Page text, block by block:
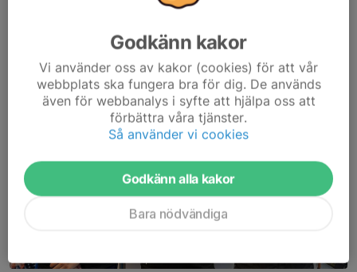
Godkänn kakor
Vi använder oss av kakor (cookies) för att vår
webbplats ska fungera bra för dig. De används
även för webbanalys i syfte att hjälpa oss att
förbättra våra tjänster.
Så använder vi cookies
Godkänn alla kakor
Bara nödvändiga